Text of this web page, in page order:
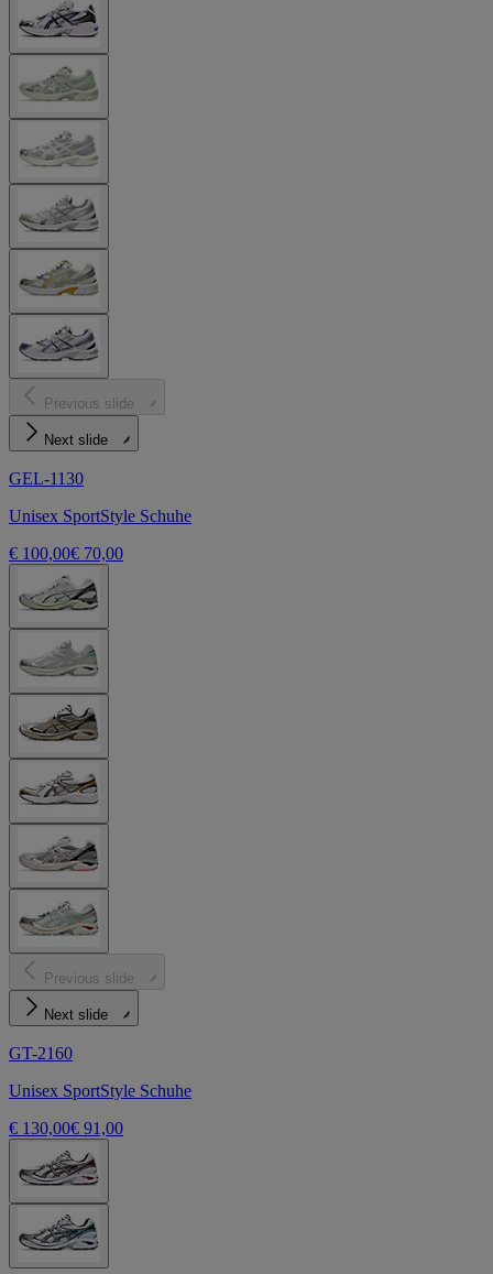
Previous slide
Next slide
GEL-1130
Unisex SportStyle Schuhe
€ 100,00€ 70,00
Previous slide
Next slide
GT-2160
Unisex SportStyle Schuhe
€ 130,00€ 91,00